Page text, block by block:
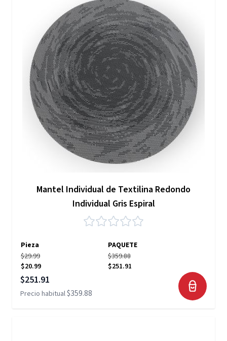
Mantel Individual de Textilina Redondo
Individual Gris Espiral
Pieza
PAQUETE
$29.99
$20.99
$359.88
$251.91
Precio especial
$251.91
Precio habitual$359.88